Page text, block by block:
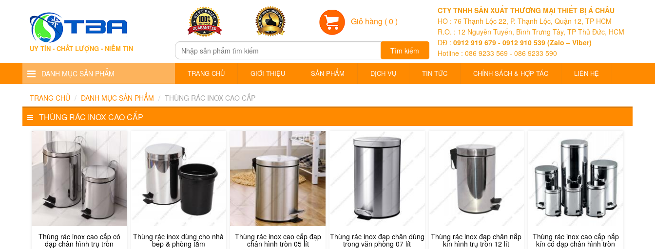
UY TÍN - CHẤT LƯỢNG - NIỀM TIN
Giỏ hàng ( 0 )
Tìm kiếm
CTY TNHH SẢN XUẤT THƯƠNG MẠI THIẾT BỊ Á CHÂU
HO : 76 Thạnh Lộc 22, P. Thạnh Lộc, Quận 12, TP HCM
R.O. : 12 Nguyễn Tuyển, Bình Trưng Tây, TP Thủ Đức, HCM
DĐ : 0912 919 679 - 0912 910 539 (Zalo – Viber)
Hotline : 086 9233 569 - 086 9233 590
DANH MỤC SẢN PHẨM TRANG CHỦ GIỚI THIỆU SẢN PHẨM DỊCH VỤ TIN TỨC CHÍNH SÁCH & HỢP TÁC LIÊN HỆ
TRANG CHỦ DANH MỤC SẢN PHẨM THÙNG RÁC INOX CAO CẤP
THÙNG RÁC INOX CAO CẤP
Thùng rác inox cao cấp có
đạp chân hình trụ tròn
Thùng rác inox dùng cho nhà
bếp & phòng tắm
Thùng rác inox cao cấp đạp
chân hình tròn 05 lít
Thùng rác inox đạp chân dùng
trong văn phòng 07 lít
Thùng rác inox đạp chân nắp
kín hình trụ tròn 12 lít
Thùng rác inox cao cấp nắp
kín có đạp chân hình tròn